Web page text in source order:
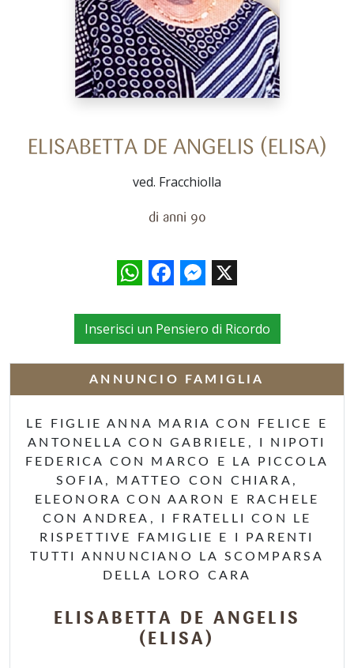
ELISABETTA DE ANGELIS (ELISA)
ved. Fracchiolla
di anni 90
WhatsAppFacebookMessenger
X
Inserisci un Pensiero di Ricordo
ANNUNCIO FAMIGLIA
LE FIGLIE ANNA MARIA CON FELICE E
ANTONELLA CON GABRIELE, I NIPOTI
FEDERICA CON MARCO E LA PICCOLA
SOFIA, MATTEO CON CHIARA,
ELEONORA CON AARON E RACHELE
CON ANDREA, I FRATELLI CON LE
RISPETTIVE FAMIGLIE E I PARENTI
TUTTI ANNUNCIANO LA SCOMPARSA
DELLA LORO CARA
ELISABETTA DE ANGELIS
(ELISA)